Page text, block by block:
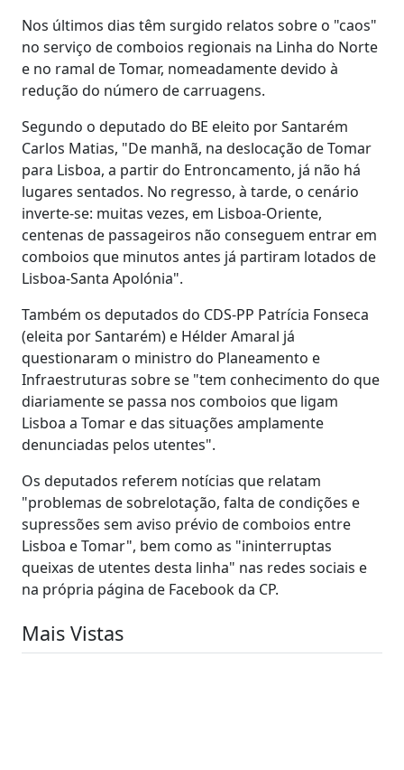
Nos últimos dias têm surgido relatos sobre o "caos"
no serviço de comboios regionais na Linha do Norte
e no ramal de Tomar, nomeadamente devido à
redução do número de carruagens.
Segundo o deputado do BE eleito por Santarém
Carlos Matias, "De manhã, na deslocação de Tomar
para Lisboa, a partir do Entroncamento, já não há
lugares sentados. No regresso, à tarde, o cenário
inverte-se: muitas vezes, em Lisboa-Oriente,
centenas de passageiros não conseguem entrar em
comboios que minutos antes já partiram lotados de
Lisboa-Santa Apolónia".
Também os deputados do CDS-PP Patrícia Fonseca
(eleita por Santarém) e Hélder Amaral já
questionaram o ministro do Planeamento e
Infraestruturas sobre se "tem conhecimento do que
diariamente se passa nos comboios que ligam
Lisboa a Tomar e das situações amplamente
denunciadas pelos utentes".
Os deputados referem notícias que relatam
"problemas de sobrelotação, falta de condições e
supressões sem aviso prévio de comboios entre
Lisboa e Tomar", bem como as "ininterruptas
queixas de utentes desta linha" nas redes sociais e
na própria página de Facebook da CP.
Mais Vistas